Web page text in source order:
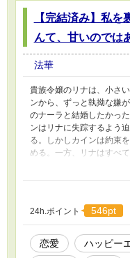
【完結済み】私
んて、甘いのでは
法華
貴族令嬢のリナは、小さ
ンから、ずっと執拗な嫌
のナーラと結婚したかっ
ンはリナに失踪するよう
る。しかしカインは約束
める。一方、リナはすべ
んなに多くの方に読んで
しく思っています。また
ぞよろしくお願いします
２３ １２：１０ ～ １
した。誠に申し訳ありま
24h.ポイント 546pt
恋愛 ハッピー